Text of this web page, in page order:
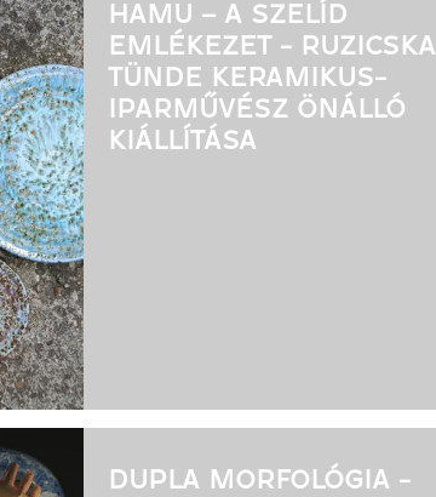
HAMU – A SZELÍD
EMLÉKEZET - RUZICSKA
TÜNDE KERAMIKUS-
IPARMŰVÉSZ ÖNÁLLÓ
KIÁLLÍTÁSA
DUPLA MORFOLÓGIA -